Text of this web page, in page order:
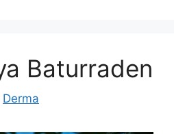
Baturraden
Derma